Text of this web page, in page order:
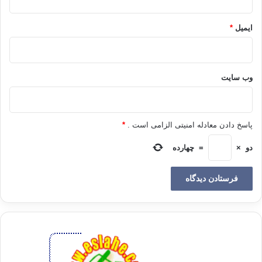
برخورد این‌گونه افراد نسبت به دایرة مادی جهان هستی که حتی
دانشمندان مادی‌گرا نیز به کمک اکتشاف وسایل عملیشان در عصر
و لمس نمایند، درست شبیه برخورد فرد کور با رنگ‌های مختلف
است که به دلیل ندیدنشان، وجود آنها را انکار می‌کند؛ یا شبیه موضع
انسان کری است که به دلیل ناشنوایی، وجود صداها را انکار می‌کند؛
زندگی می‌کند چیز دیگری وجود ندارد.
حقیقت با واقعیت چه اندازه باید باشد؟
و آزمایشگاه‌ها و تجهیزات علمی نتوانسته‌اند بسیاری از چیزهایی که
خصوصیات آنها را ارزیابی نمایند؛ تجدد و نو شدن روز به روز شناخت‌ها
و اکتشافات علمی نیز خود گواه این حقیقت است.
ایمیل *
وب‌ سایت
پاسخ دادن معادله امنیتی الزامی است . *
دو ×
= چهارده